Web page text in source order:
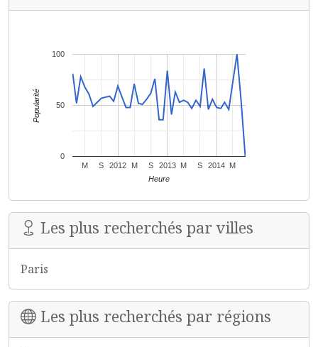
2012 2013 2014
M S M S M S M
0
50
100
Heure
Popularité
Les plus recherchés par villes
Paris
Les plus recherchés par régions